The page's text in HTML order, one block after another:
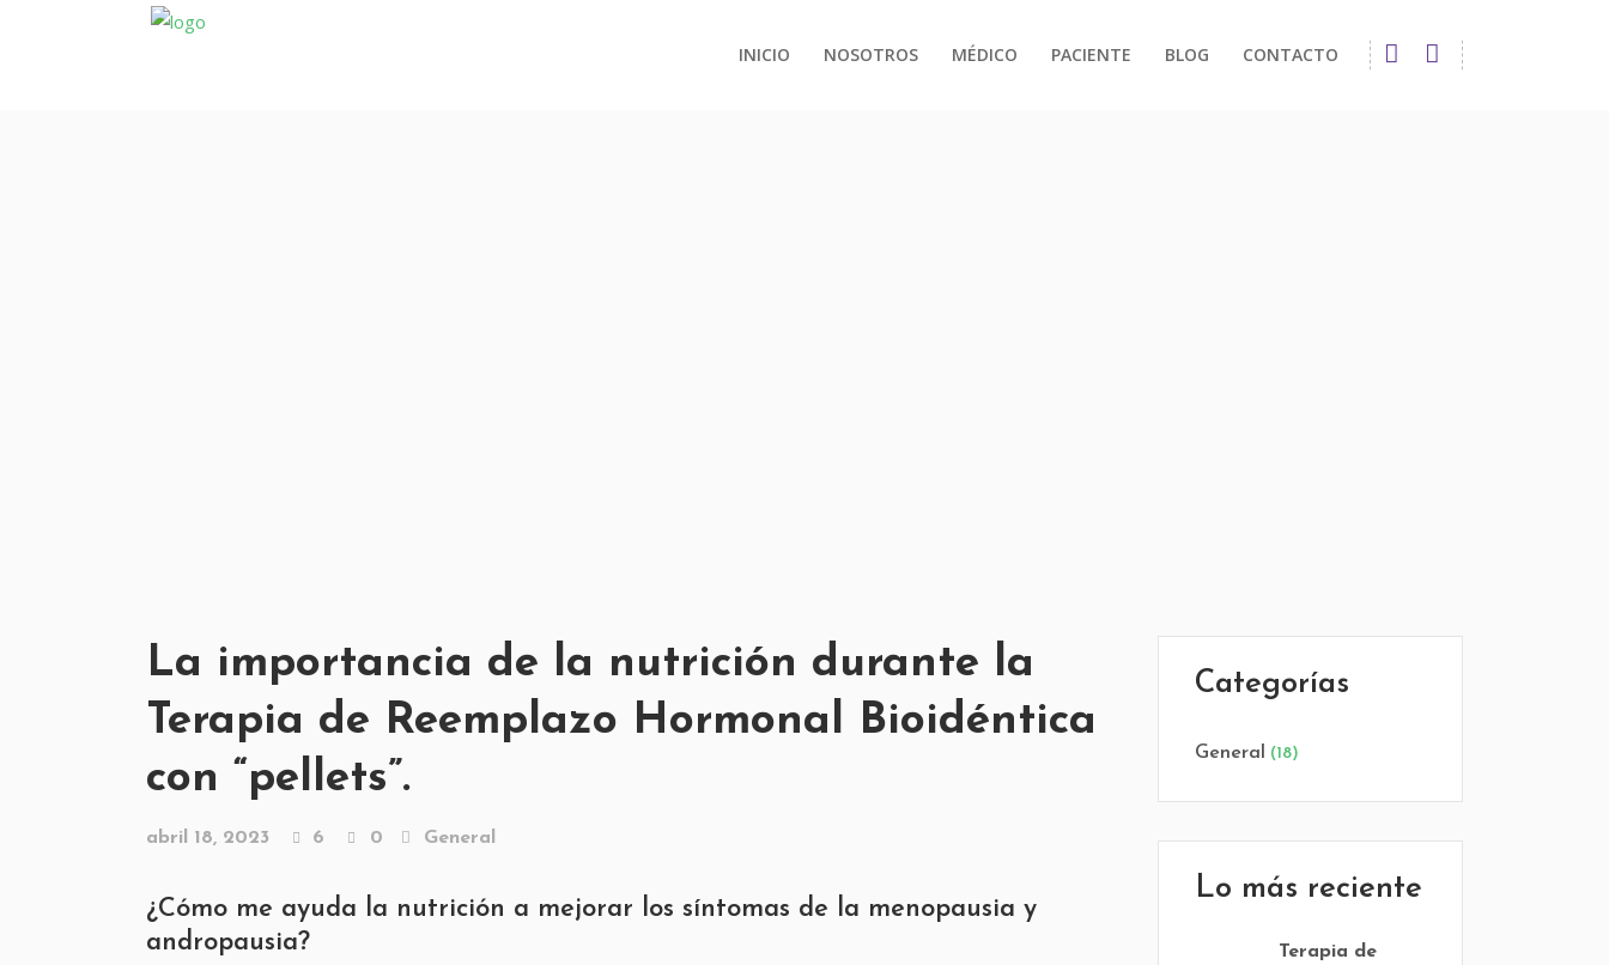
INICIO NOSOTROS MÉDICO PACIENTE BLOG CONTACTO
La importancia de la nutrición durante la
Terapia de Reemplazo Hormonal Bioidéntica
con “pellets”.
abril 18, 2023 6 0 General
¿Cómo me ayuda la nutrición a mejorar los síntomas de la menopausia y
andropausia?
Categorías
General (18)
Lo más reciente
Terapia de